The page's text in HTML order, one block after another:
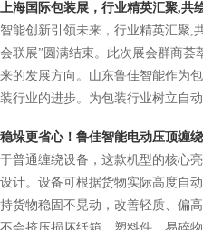
海国际包装展，行业精英汇聚,共
能创新引领未来，行业精英汇聚,
联展”圆满结束。此次展会群商
的发展方向。山东鲁佳智能作为
行业的进步。为包装行业树立自
垛更省心！鲁佳智能电动压顶缠
于普通缠绕设备，这款机型的核心
计。设备可根据货物实际高度自
货物稳固不晃动，改善轻质、偏